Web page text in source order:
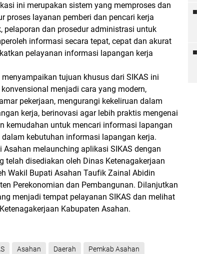
ini merupakan sistem yang memproses dan
proses layanan pemberi dan pencari kerja
pelaporan dan prosedur administrasi untuk
informasi secara tepat, cepat dan akurat
pelayanan informasi lapangan kerja
tujuan khusus dari SIKAS ini
menjadi cara yang modern,
pekerjaan, mengurangi kekeliruan dalam
kerja, berinovasi agar lebih praktis mengenai
kemudahan untuk mencari informasi lapangan
kebutuhan informasi lapangan kerja.
melaunching aplikasi SIKAS dengan
telah disediakan oleh Dinas Ketenagakerjaan
Wakil Bupati Asahan Taufik Zainal Abidin
Perekonomian dan Pembangunan. Dilanjutkan
menjadi tempat pelayanan SIKAS dan melihat
Kabupaten Asahan.
Asahan Daerah Pemkab Asahan